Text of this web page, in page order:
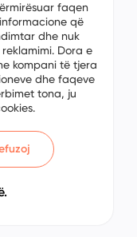
faqen
që
dhe nuk
Dora e
kompani të tjera
dhe faqeve
tona, ju